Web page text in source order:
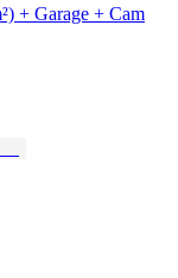
+ Garage + Cam